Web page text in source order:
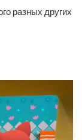
разных других